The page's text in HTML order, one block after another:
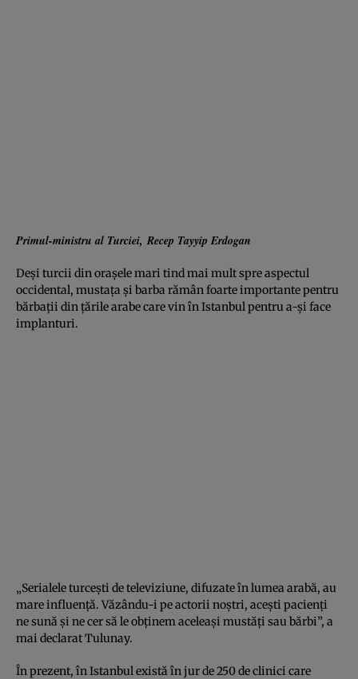
Primul-ministru al Turciei, Recep Tayyip Erdogan
Deşi turcii din oraşele mari tind mai mult spre aspectul
occidental, mustaţa şi barba rămân foarte importante pentru
bărbaţii din ţările arabe care vin în Istanbul pentru a-şi face
implanturi.
„Serialele turceşti de televiziune, difuzate în lumea arabă, au
mare influenţă. Văzându-i pe actorii noştri, aceşti pacienţi
ne sună şi ne cer să le obţinem aceleaşi mustăţi sau bărbi”, a
mai declarat Tulunay.
În prezent, în Istanbul există în jur de 250 de clinici care